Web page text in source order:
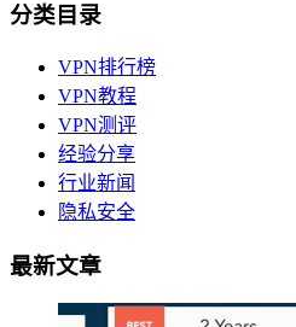
分类目录
VPN排行榜
VPN教程
VPN测评
经验分享
行业新闻
隐私安全
最新文章